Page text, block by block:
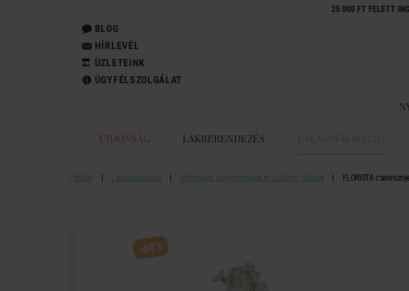
25 000 FT FELETT
BLOG
HÍRLEVÉL
ÜZLETEINK
ÜGYFÉLSZOLGÁLAT
ÚJDONSÁG LAKBERENDEZÉS LAKÁSDEKORÁCIÓ
Főoldal Lakásdekoráció Művirágok, selyemvirágok és szárított virágok FLORISTA
-60%